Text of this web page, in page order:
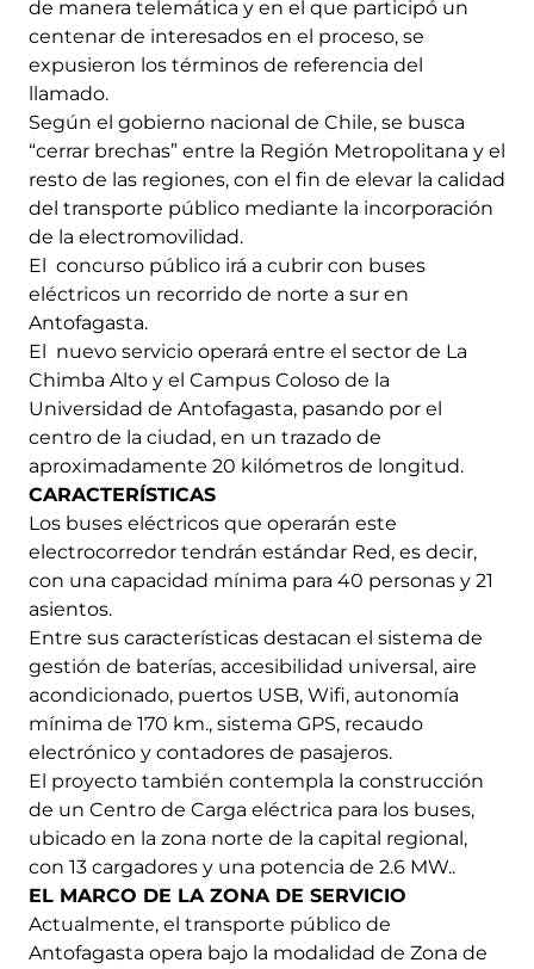
de manera telemática y en el que participó un
centenar de interesados en el proceso, se
expusieron los términos de referencia del
llamado.
Según el gobierno nacional de Chile, se busca
“cerrar brechas” entre la Región Metropolitana y el
resto de las regiones, con el fin de elevar la calidad
del transporte público mediante la incorporación
de la electromovilidad.
El concurso público irá a cubrir con buses
eléctricos un recorrido de norte a sur en
Antofagasta.
El nuevo servicio operará entre el sector de La
Chimba Alto y el Campus Coloso de la
Universidad de Antofagasta, pasando por el
centro de la ciudad, en un trazado de
aproximadamente 20 kilómetros de longitud.
CARACTERÍSTICAS
Los buses eléctricos que operarán este
electrocorredor tendrán estándar Red, es decir,
con una capacidad mínima para 40 personas y 21
asientos.
Entre sus características destacan el sistema de
gestión de baterías, accesibilidad universal, aire
acondicionado, puertos USB, Wifi, autonomía
mínima de 170 km., sistema GPS, recaudo
electrónico y contadores de pasajeros.
El proyecto también contempla la construcción
de un Centro de Carga eléctrica para los buses,
ubicado en la zona norte de la capital regional,
con 13 cargadores y una potencia de 2.6 MW..
EL MARCO DE LA ZONA DE SERVICIO
Actualmente, el transporte público de
Antofagasta opera bajo la modalidad de Zona de